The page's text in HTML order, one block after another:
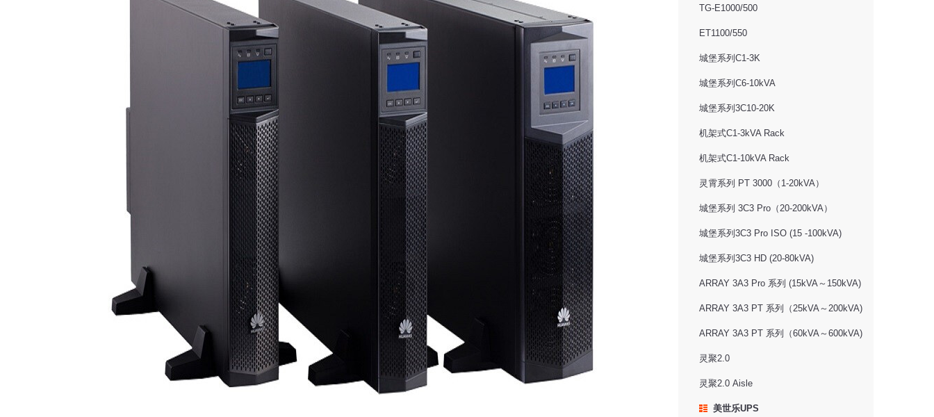
TG-E1000/500
ET1100/550
城堡系列C1-3K
城堡系列C6-10kVA
城堡系列3C10-20K
机架式C1-3kVA Rack
机架式C1-10kVA Rack
灵霄系列 PT 3000（1-20kVA）
城堡系列 3C3 Pro（20-200kVA）
城堡系列3C3 Pro ISO (15 -100kVA)
城堡系列3C3 HD (20-80kVA)
ARRAY 3A3 Pro 系列 (15kVA～150kVA)
ARRAY 3A3 PT 系列（25kVA～200kVA)
ARRAY 3A3 PT 系列（60kVA～600kVA)
灵聚2.0
灵聚2.0 Aisle
美世乐UPS